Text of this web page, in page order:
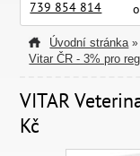
739 854 814
Úvodní stránka »
Vitar ČR - 3% pro
VITAR
Kč